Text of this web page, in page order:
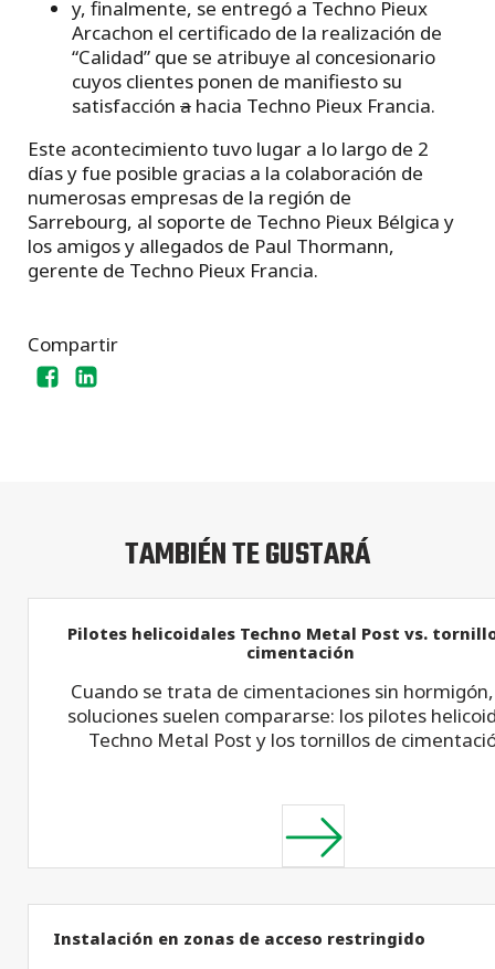
y, finalmente, se entregó a Techno Pieux
Arcachon el certificado de la realización de
“Calidad” que se atribuye al concesionario
cuyos clientes ponen de manifiesto su
satisfacción a hacia Techno Pieux Francia.
Este acontecimiento tuvo lugar a lo largo de 2
días y fue posible gracias a la colaboración de
numerosas empresas de la región de
Sarrebourg, al soporte de Techno Pieux Bélgica y
los amigos y allegados de Paul Thormann,
gerente de Techno Pieux Francia.
Compartir
TAMBIÉN TE GUSTARÁ
Pilotes helicoidales Techno Metal Post vs.
cimentación
Cuando se trata de cimentaciones sin
soluciones suelen compararse: los pilotes
Techno Metal Post y los tornillos de
Instalación en zonas de acceso restringido